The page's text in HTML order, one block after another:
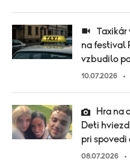
na festival
vzbudilo
10.07.2026
Deti
pri spovedi
08.07.2026